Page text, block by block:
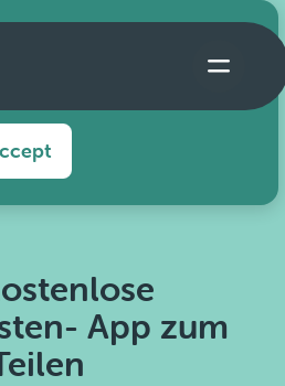
to ensure you get the
website.
App zum